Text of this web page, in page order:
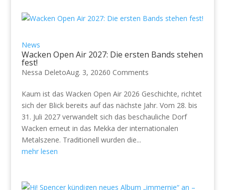
News
Wacken Open Air 2027: Die ersten Bands stehen
fest!
Nessa DeletoAug. 3, 20260 Comments
Kaum ist das Wacken Open Air 2026 Geschichte, richtet
sich der Blick bereits auf das nächste Jahr. Vom 28. bis
31. Juli 2027 verwandelt sich das beschauliche Dorf
Wacken erneut in das Mekka der internationalen
Metalszene. Traditionell wurden die...
mehr lesen